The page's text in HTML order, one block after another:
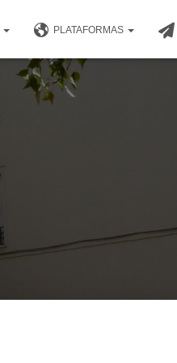
PLATAFORMAS